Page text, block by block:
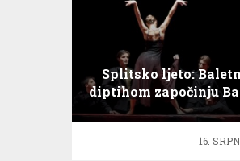
Splitsko ljeto:
diptihom započinju
večeri
16.